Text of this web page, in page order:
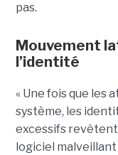
pas.
Mouvement
l’identité
« Une fois que les
système, les
excessifs revêtent
logiciel malveillant